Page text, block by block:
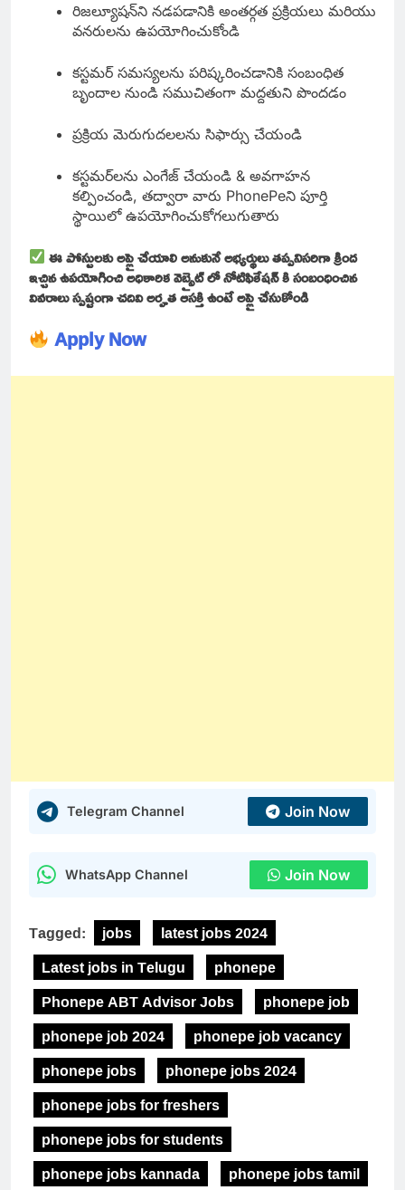
రిజల్యూషన్‌ని నడపడానికి అంతర్గత ప్రక్రియలు మరియు
వనరులను ఉపయోగించుకోండి
కస్టమర్ సమస్యలను పరిష్కరించడానికి సంబంధిత
బృందాల నుండి సముచితంగా మద్దతుని పొందడం
ప్రక్రియ మెరుగుదలలను సిఫార్సు చేయండి
కస్టమర్‌లను ఎంగేజ్ చేయండి & అవగాహన
కల్పించండి, తద్వారా వారు PhonePeని పూర్తి
స్థాయిలో ఉపయోగించుకోగలుగుతారు
ఈ పోస్టులకు అప్లై చేయాలి అనుకునే అభ్యర్థులు తప్పనిసరిగా క్రింద
ఇచ్చిన ఉపయోగించి అధికారిక వెబ్సైట్ లో నోటిఫికేషన్ కి సంబంధించిన
వివరాలు స్పష్టంగా చదివి అర్హత ఆసక్తి ఉంటే అప్లై చేసుకోండి
Apply Now
Telegram Channel Join Now
WhatsApp Channel Join Now
Tagged: jobs
latest jobs 2024
Latest jobs in Telugu
phonepe
Phonepe ABT Advisor Jobs
phonepe job
phonepe job 2024
phonepe job vacancy
phonepe jobs
phonepe jobs 2024
phonepe jobs for freshers
phonepe jobs for students
phonepe jobs kannada
phonepe jobs tamil